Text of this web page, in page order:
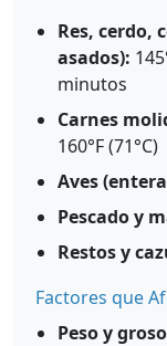
Res, cerdo,
asados):
minutos
Carnes
160°F (71°C)
Aves
Pescado y
Restos y
Factores que
Peso y